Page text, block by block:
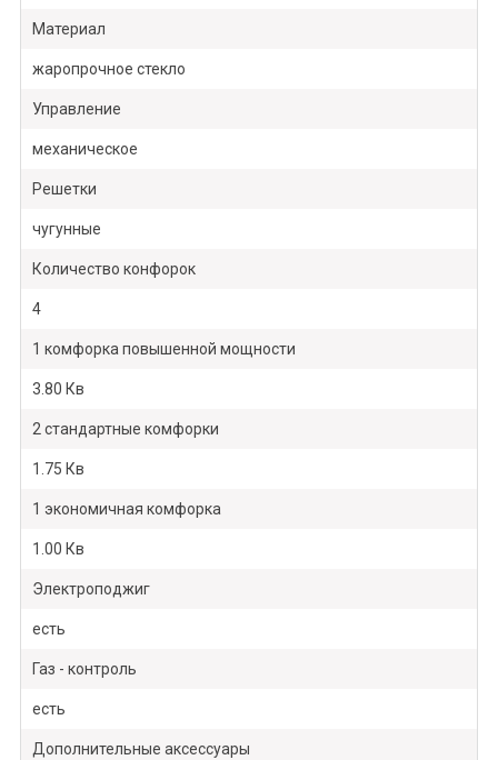
Материал
жаропрочное стекло
Управление
механическое
Решетки
чугунные
Количество конфорок
4
1 комфорка повышенной мощности
3.80 Кв
2 стандартные комфорки
1.75 Кв
1 экономичная комфорка
1.00 Кв
Электроподжиг
есть
Газ - контроль
есть
Дополнительные аксессуары